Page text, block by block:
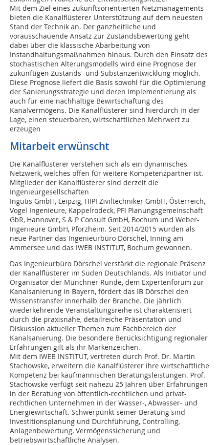
Mit dem Ziel eines zukunftsorientierten Netzmanagements
bieten die Kanalflüsterer Unterstützung auf dem neuesten
Stand der Technik an. Der ganzheitliche und
vorausschauende Ansatz zur Zustandsbewertung geht
dabei über die klassische Abarbeitung von
Instandhaltungsmaßnahmen hinaus. Durch den Einsatz des
stochastischen Alterungsmodells wird eine Prognose der
zukünftigen Zustands- und Substanzentwicklung möglich.
Diese Prognose liefert die Basis sowohl für die Optimierung
der Sanierungsstrategie und deren Implementierung als
auch für eine nachhaltige Bewirtschaftung des
Kanalvermögens. Die Kanalflüsterer sind hierdurch in der
Lage, einen steuerbaren, wirtschaftlichen Mehrwert zu
erzeugen
Mitarbeit erwünscht
Die Kanalflüsterer verstehen sich als ein dynamisches
Netzwerk, welches offen für weitere Kompetenzpartner ist.
Mitglieder der Kanalflüsterer sind derzeit die
Ingenieurgesellschaften
Ingutis GmbH, Leipzig, HIPI Ziviltechniker GmbH, Österreich,
Vogel Ingenieure, Kappelrodeck, PFI Planungsgemeinschaft
GbR, Hannover, S & P Consult GmbH, Bochum und Weber-
Ingenieure GmbH, Pforzheim. Seit 2014/2015 wurden als
neue Partner das Ingenieurbüro Dörschel, Inning am
Ammersee und das IWEB INSTITUT, Bochum gewonnen.
Das Ingenieurbüro Dörschel verstärkt die regionale Präsenz
der Kanalflüsterer im Süden Deutschlands. Als Initiator und
Organisator der Münchner Runde, dem Expertenforum zur
Kanalsanierung in Bayern, fördert das IB Dörschel den
Wissens­transfer innerhalb der Branche. Die jährlich
wiederkehrende Veranstaltungsreihe ist charakterisiert
durch die praxisnahe, detailreiche Präsentation und
Diskussion aktueller Themen zum Fachbereich der
Kanalsanierung. Die besondere Berücksichtigung regionaler
Erfahrungen gilt als ihr Markenzeichen.
Mit dem IWEB INSTITUT, vertreten durch Prof. Dr. Martin
Stachowske, erweitern die Kanalflüsterer ihre wirtschaftliche
Kompetenz bei kaufmännischen Beratungsleistungen. Prof.
Stachowske verfügt seit nahezu 25 Jahren über Erfahrungen
in der Beratung von öffentlich-rechtlichen und privat-
rechtlichen Unternehmen in der Wasser-, Abwasser- und
Energiewirtschaft. Schwerpunkt seiner Beratung sind
Investitionsplanung und Durchführung, Controlling,
Anlagenbewertung, Vermögenssicherung und
betriebswirtschaftliche Analysen.